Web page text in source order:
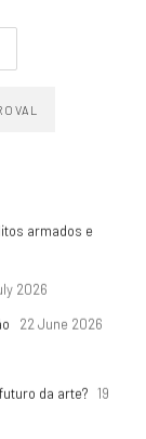
armados e
2026
22 June 2026
da arte? 19